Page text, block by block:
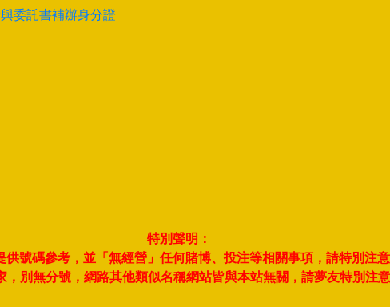
委託書補辦身分證
特別聲明：
供號碼參考，並「無經營」任何賭博、投注等相關事項，請特別注意
，別無分號，網路其他類似名稱網站皆與本站無關，請夢友特別注意